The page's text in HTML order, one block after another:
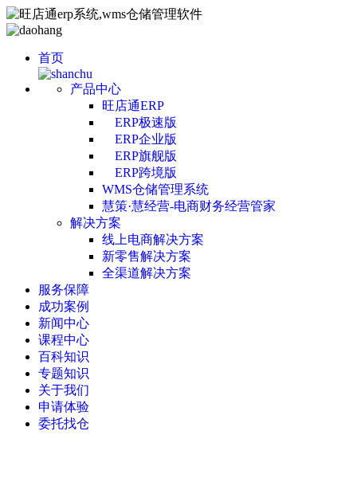
首页
产品中心
旺店通ERP
ERP极速版
ERP企业版
ERP旗舰版
ERP跨境版
WMS仓储管理系统
慧策·慧经营-电商财务经营管家
解决方案
线上电商解决方案
新零售解决方案
全渠道解决方案
服务保障
成功案例
新闻中心
课程中心
百科知识
专题知识
关于我们
申请体验
委托找仓